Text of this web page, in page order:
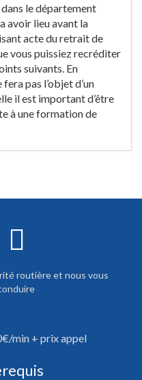
le département
avoir lieu avant la
acte du retrait de
vous puissiez recréditer
suivants. En
pas l’objet d’un
il est important d’être
à une formation de
routière et nous vous
min + prix appel